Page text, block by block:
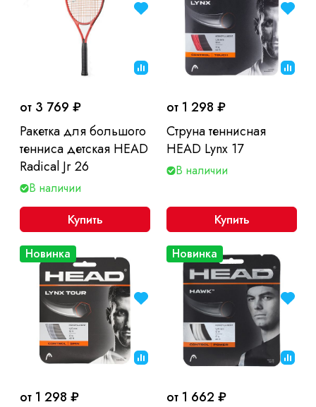
от 3 769 ₽
Ракетка для большого
тенниса детская HEAD
Radical Jr 26
В наличии
Купить
от 1 298 ₽
Струна теннисная
HEAD Lynx 17
В наличии
Купить
Новинка
от 1 298 ₽
Новинка
от 1 662 ₽